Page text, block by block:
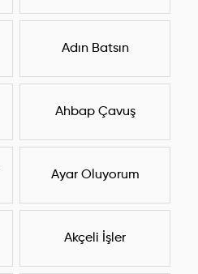
Adın Batsın
Ahbap Çavuş
Ayar Oluyorum
Akçeli İşler